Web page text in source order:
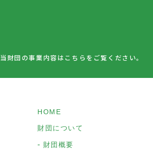
当財団の事業内容はこちらをご覧ください。
HOME
財団について
財団概要